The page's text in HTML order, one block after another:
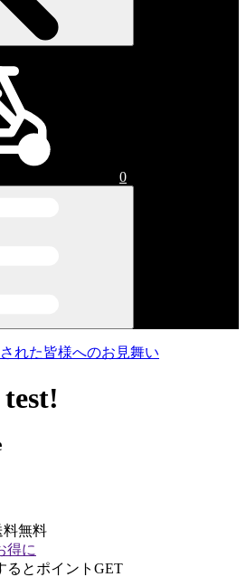
0
れた皆様へのお見舞い
料無料
得に
るとポイントGET